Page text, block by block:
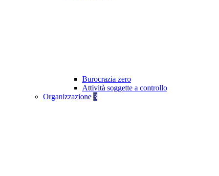
Burocrazia zero
Attività soggette a controllo
Organizzazione 3